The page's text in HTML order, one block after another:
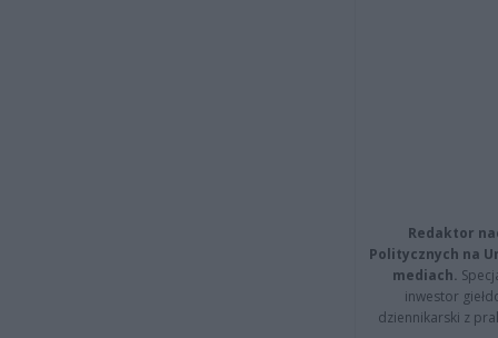
Redaktor
Politycznych na
mediach.
inwestor
dziennikarski z